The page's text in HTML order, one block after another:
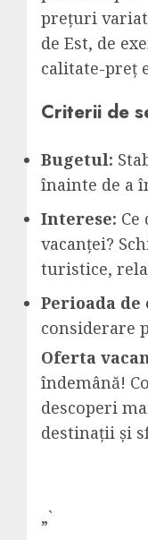
prețuri
de Est, de
calitate-preț
Criterii de
Bugetul:
înainte de a
Interese:
vacanței?
turistice,
Perioada
considerare
Oferta
îndemână!
descoperi
destinații și
„`